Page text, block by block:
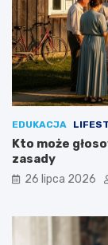
w
e
?
EDUKACJA
Kto może
zasady
26 lipca 2026